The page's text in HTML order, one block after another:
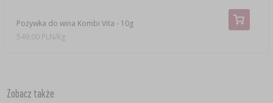
Pożywka do wina Kombi Vita - 10g
549,00 PLN/kg
Zobacz także